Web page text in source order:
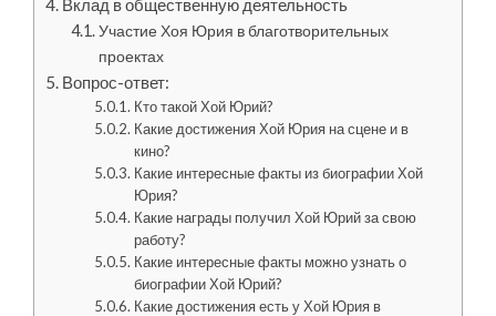
Вклад в общественную деятельность
Участие Хоя Юрия в благотворительных
проектах
Вопрос-ответ:
Кто такой Хой Юрий?
Какие достижения Хой Юрия на сцене и в
кино?
Какие интересные факты из биографии Хой
Юрия?
Какие награды получил Хой Юрий за свою
работу?
Какие интересные факты можно узнать о
биографии Хой Юрий?
Какие достижения есть у Хой Юрия в